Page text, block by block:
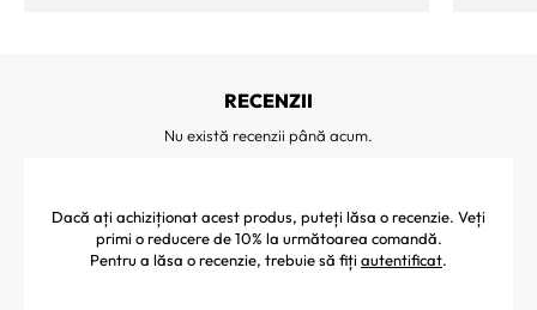
RECENZII
Nu există recenzii până acum.
Dacă ați achiziționat acest produs, puteți lăsa o recenzie. Veți
primi o reducere de 10% la următoarea comandă.
Pentru a lăsa o recenzie, trebuie să fiți autentificat.